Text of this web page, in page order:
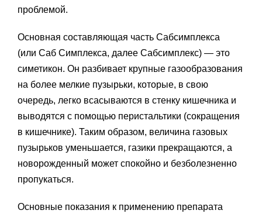
проблемой.
Основная составляющая часть Сабсимплекса
(или Саб Симплекса, далее Сабсимплекс) — это
симетикон. Он разбивает крупные газообразования
на более мелкие пузырьки, которые, в свою
очередь, легко всасываются в стенку кишечника и
выводятся с помощью перистальтики (сокращения
в кишечнике). Таким образом, величина газовых
пузырьков уменьшается, газики прекращаются, а
новорожденный может спокойно и безболезненно
пропукаться.
Основные показания к применению препарата